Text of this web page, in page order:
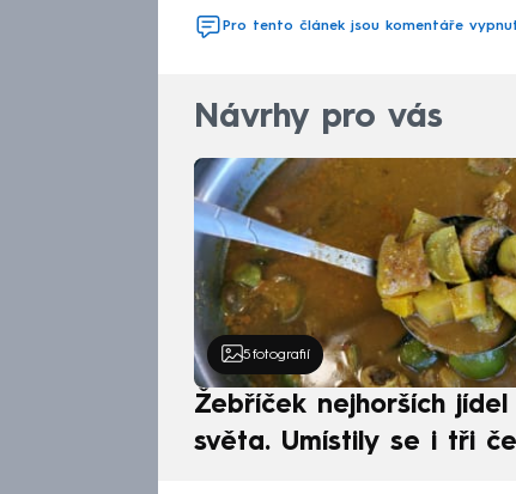
Pro tento článek jsou komentáře
Návrhy pro vás
5 fotografií
Žebříček nejhorších jídel
světa. Umístily se i tři